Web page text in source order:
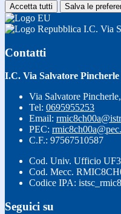
Accetta tutti Salva le
I.C. Via
Contatti
I.C. Via Salvatore Pincherle
Via Salvatore
Tel: 0695955253
Email:
PEC:
C.F.: 97567510587
Cod. Univ. Ufficio
Cod. Mecc.
Codice IPA:
Seguici su